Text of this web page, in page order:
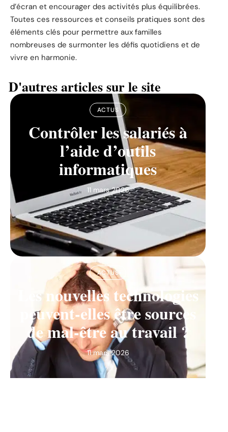
d’écran et encourager des activités plus équilibrées.
Toutes ces ressources et conseils pratiques sont des
éléments clés pour permettre aux familles
nombreuses de surmonter les défis quotidiens et de
vivre en harmonie.
D'autres articles sur le site
ACTUS
Contrôler les salariés à
l’aide d’outils
informatiques
11 mars 2026
ACTUS
Les nouvelles technologies
peuvent-elles être sources
de mal-être au travail ?
11 mars 2026